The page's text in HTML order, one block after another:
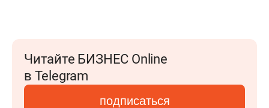
Читайте БИЗНЕС Online
в Telegram
подписаться